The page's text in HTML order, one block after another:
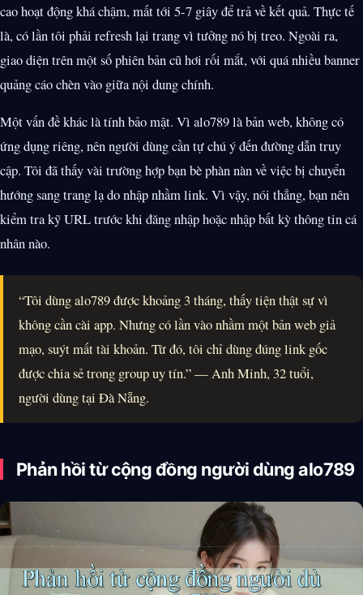
cao hoạt động khá chậm, mất tới 5-7 giây để trả về kết quả. Thực tế
là, có lần tôi phải refresh lại trang vì tưởng nó bị treo. Ngoài ra,
giao diện trên một số phiên bản cũ hơi rối mắt, với quá nhiều banner
quảng cáo chèn vào giữa nội dung chính.
Một vấn đề khác là tính bảo mật. Vì alo789 là bản web, không có
ứng dụng riêng, nên người dùng cần tự chú ý đến đường dẫn truy
cập. Tôi đã thấy vài trường hợp bạn bè phàn nàn về việc bị chuyển
hướng sang trang lạ do nhập nhầm link. Vì vậy, nói thẳng, bạn nên
kiểm tra kỹ URL trước khi đăng nhập hoặc nhập bất kỳ thông tin cá
nhân nào.
“Tôi dùng alo789 được khoảng 3 tháng, thấy tiện thật sự vì
không cần cài app. Nhưng có lần vào nhầm một bản web giả
mạo, suýt mất tài khoản. Từ đó, tôi chỉ dùng đúng link gốc
được chia sẻ trong group uy tín.” — Anh Minh, 32 tuổi,
người dùng tại Đà Nẵng.
Phản hồi từ cộng đồng người dùng alo789